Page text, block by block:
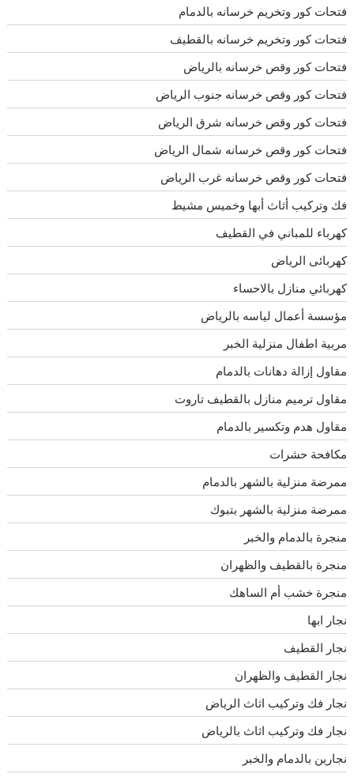
فتحات كور وتخريم خرسانه بالدمام
فتحات كور وتخريم خرسانه بالقطيف
فتحات كور وقص خرسانه بالرياض
فتحات كور وقص خرسانه جنوب الرياض
فتحات كور وقص خرسانه شرق الرياض
فتحات كور وقص خرسانه شمال الرياض
فتحات كور وقص خرسانه غرب الرياض
فك وتركيب أثاث أبها وخميس مشيط
كهرباء للمباني في القطيف
كهربائى الرياض
كهربائي منازل بالاحساء
مؤسسة أعمال لياسه بالرياض
مربية اطفال منزلية الخبر
مقاول إزالة دهانات بالدمام
مقاول ترميم منازل بالقطيف تاروت
مقاول هدم وتكسير بالدمام
مكافحة حشرات
ممرضة منزلية بالشهر بالدمام
ممرضة منزلية بالشهر بتبوك
منجرة بالدمام والخبر
منجرة بالقطيف والظهران
منجرة خشب أم الساهك
نجار ابها
نجار القطيف
نجار القطيف والظهران
نجار فك وتركيب اثاث الرياض
نجار فك وتركيب اثاث بالرياض
نجارين بالدمام والخبر